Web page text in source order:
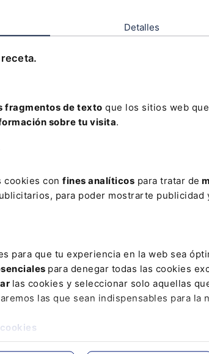
Detalles
fragmentos de texto que los sitios web
sobre tu visita.
cookies con fines analíticos para tratar de
para poder mostrarte
para que tu experiencia en la web sea
para denegar todas las cookies
las cookies y seleccionar solo aquellas
las que sean indispensables para la
Leer
Contrato
Leer